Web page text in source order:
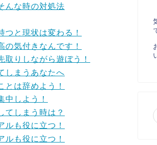
んな時の対処法
と現状は変わる！
気付きなんです！
りしながら遊ぼう！
しまうあなたへ
とは辞めよう！
中しよう！
てしまう時は？
も役に立つ！
も役に立つ！